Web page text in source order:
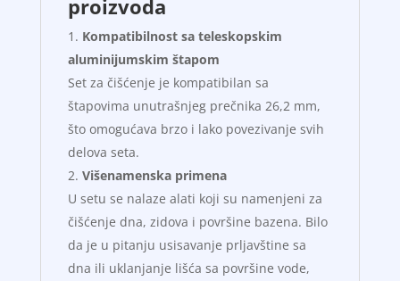
proizvoda
Kompatibilnost sa teleskopskim
aluminijumskim štapom
Set za čišćenje je kompatibilan sa
štapovima unutrašnjeg prečnika 26,2 mm,
što omogućava brzo i lako povezivanje svih
delova seta.
Višenamenska primena
U setu se nalaze alati koji su namenjeni za
čišćenje dna, zidova i površine bazena. Bilo
da je u pitanju usisavanje prljavštine sa
dna ili uklanjanje lišća sa površine vode,